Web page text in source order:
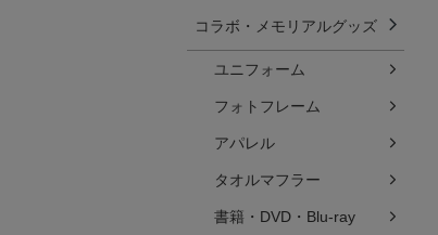
コラボ・メモリアルグッズ
ユニフォーム
フォトフレーム
アパレル
タオルマフラー
書籍・DVD・Blu-ray